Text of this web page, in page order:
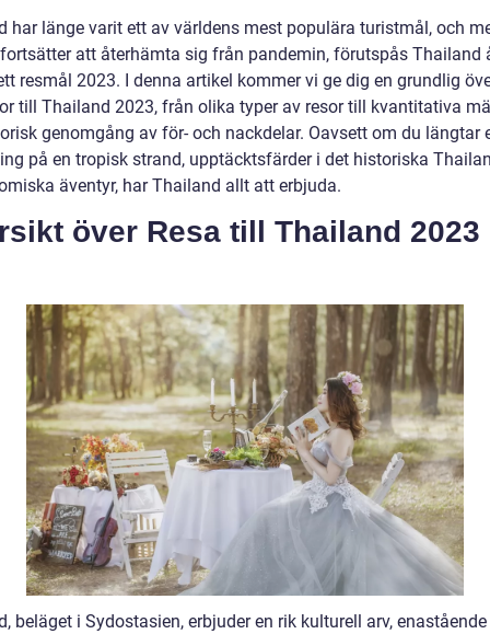
har länge varit ett av världens mest populära turistmål, och
att återhämta sig från pandemin, förutspås Thailand
resmål 2023. I denna artikel kommer vi ge dig en grundlig
till Thailand 2023, från olika typer av resor till kvantitativa
genomgång av för- och nackdelar. Oavsett om du längtar
på en tropisk strand, upptäcktsfärder i det historiska
äventyr, har Thailand allt att erbjuda.
över Resa till Thailand 2023
beläget i Sydostasien, erbjuder en rik kulturell arv, enastående